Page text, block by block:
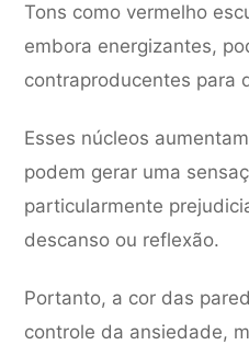
Tons como vermelho
embora energizantes,
contraproducentes para
Esses núcleos
podem gerar uma
particularmente
descanso ou reflexão.
Portanto, a cor das
controle da ansiedade,